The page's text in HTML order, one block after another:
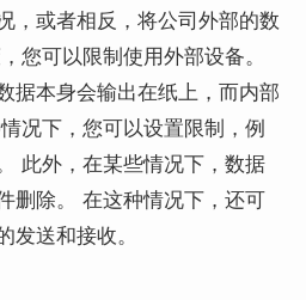
，或者相反，将公司外部的数
您可以限制使用外部设备。
据本身会输出在纸上，而内部
况下，您可以设置限制，例
此外，在某些情况下，数据
删除。 在这种情况下，还可
发送和接收。